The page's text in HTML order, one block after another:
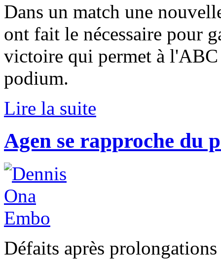
Dans un match une
ont fait le nécessaire pour
victoire qui permet à l'ABC
podium.
Lire la suite
Agen se rapproche du
Défaits après